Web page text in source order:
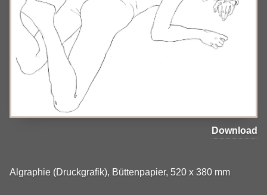
Download
Algraphie (Druckgrafik), Büttenpapier, 520 x 380 mm